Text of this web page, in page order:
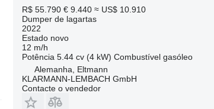
R$ 55.790 € 9.440 ≈ US$ 10.910
Dumper de lagartas
2022
Estadonovo
12 m/h
Potência 5.44 cv (4 kW) Combustível gasóleo
Alemanha, Eltmann
KLARMANN-LEMBACH GmbH
Contacte o vendedor